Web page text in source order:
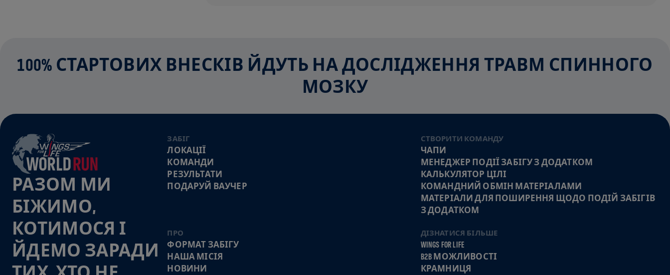
100% СТАРТОВИХ ВНЕСКІВ ЙДУТЬ НА ДОСЛІДЖЕННЯ ТРАВМ СПИННОГО
МОЗКУ
РАЗОМ МИ
БІЖИМО,
КОТИМОСЯ І
ЙДЕМО ЗАРАДИ
ЗАБІГ
ЛОКАЦІЇ
КОМАНДИ
РЕЗУЛЬТАТИ
ПОДАРУЙ ВАУЧЕР
СТВОРИТИ КОМАНДУ
ЧАПИ
МЕНЕДЖЕР ПОДІЇ ЗАБІГУ З ДОДАТКОМ
КАЛЬКУЛЯТОР ЦІЛІ
КОМАНДНИЙ ОБМІН МАТЕРІАЛАМИ
МАТЕРІАЛИ ДЛЯ ПОШИРЕННЯ ЩОДО ПОДІЙ ЗАБІГІВ
З ДОДАТКОМ
ПРО
ФОРМАТ ЗАБІГУ
НАША МІСІЯ
НОВИНИ
ДІЗНАТИСЯ БІЛЬШЕ
WINGS FOR LIFE
B2B МОЖЛИВОСТІ
КРАМНИЦЯ